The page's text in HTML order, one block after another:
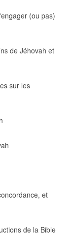
(ou pas)
de Jéhovah et
sur les
et
de la Bible